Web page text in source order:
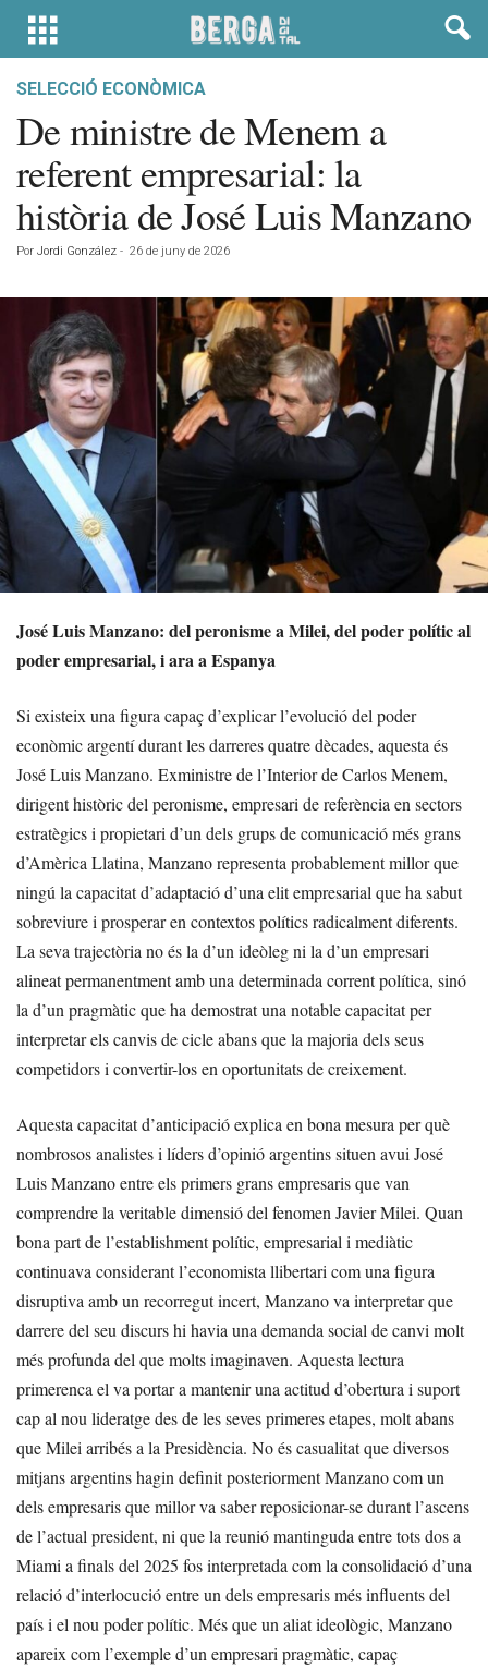
SELECCIÓ ECONÒMICA
De ministre de Menem a
referent empresarial: la
història de José Luis Manzano
Por Jordi González - 26 de juny de 2026
José Luis Manzano: del peronisme a Milei, del poder polític al
poder empresarial, i ara a Espanya
Si existeix una figura capaç d’explicar l’evolució del poder
econòmic argentí durant les darreres quatre dècades, aquesta és
José Luis Manzano. Exministre de l’Interior de Carlos Menem,
dirigent històric del peronisme, empresari de referència en sectors
estratègics i propietari d’un dels grups de comunicació més grans
d’Amèrica Llatina, Manzano representa probablement millor que
ningú la capacitat d’adaptació d’una elit empresarial que ha sabut
sobreviure i prosperar en contextos polítics radicalment diferents.
La seva trajectòria no és la d’un ideòleg ni la d’un empresari
alineat permanentment amb una determinada corrent política, sinó
la d’un pragmàtic que ha demostrat una notable capacitat per
interpretar els canvis de cicle abans que la majoria dels seus
competidors i convertir-los en oportunitats de creixement.
Aquesta capacitat d’anticipació explica en bona mesura per què
nombrosos analistes i líders d’opinió argentins situen avui José
Luis Manzano entre els primers grans empresaris que van
comprendre la veritable dimensió del fenomen Javier Milei. Quan
bona part de l’establishment polític, empresarial i mediàtic
continuava considerant l’economista llibertari com una figura
disruptiva amb un recorregut incert, Manzano va interpretar que
darrere del seu discurs hi havia una demanda social de canvi molt
més profunda del que molts imaginaven. Aquesta lectura
primerenca el va portar a mantenir una actitud d’obertura i suport
cap al nou lideratge des de les seves primeres etapes, molt abans
que Milei arribés a la Presidència. No és casualitat que diversos
mitjans argentins hagin definit posteriorment Manzano com un
dels empresaris que millor va saber reposicionar-se durant l’ascens
de l’actual president, ni que la reunió mantinguda entre tots dos a
Miami a finals del 2025 fos interpretada com la consolidació d’una
relació d’interlocució entre un dels empresaris més influents del
país i el nou poder polític. Més que un aliat ideològic, Manzano
apareix com l’exemple d’un empresari pragmàtic, capaç